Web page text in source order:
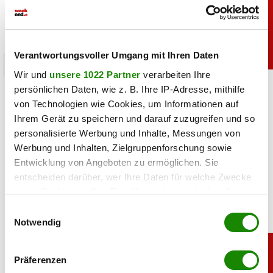
Verantwortungsvoller Umgang mit Ihren Daten
Wir und unsere 1022 Partner verarbeiten Ihre
persönlichen Daten, wie z. B. Ihre IP-Adresse, mithilfe
von Technologien wie Cookies, um Informationen auf
Ihrem Gerät zu speichern und darauf zuzugreifen und so
personalisierte Werbung und Inhalte, Messungen von
Werbung und Inhalten, Zielgruppenforschung sowie
Entwicklung von Angeboten zu ermöglichen. Sie
entscheiden darüber, wer Ihre Daten für welche Zwecke
nutzt. Sie können Ihre Einwilligung jederzeit über die
Trigger Symbol ändern oder widerrufen
Informationen über Ihre geografische Lage
Notwendig
Präferenzen
Heiß: Lindsey Vonn zeigt Traumfigur im Urlaub
06.08.2026 UM 09:28,JOVANA BOROJEVIC
Lindsey Vonn begeistert mit einem neuen Urlaubsfoto. Im
roten Bikini zeigt die Ski-Legende ihre Traumfigur und
genießt entspannte Stunden am Meer.